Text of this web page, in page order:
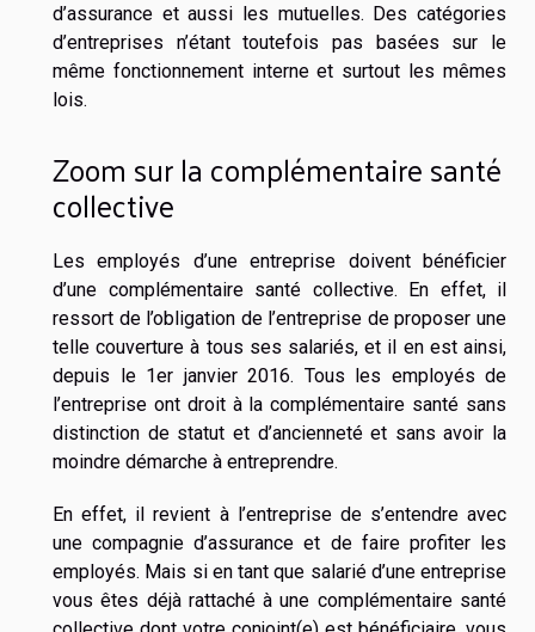
d’assurance et aussi les mutuelles. Des catégories
d’entreprises n’étant toutefois pas basées sur le
même fonctionnement interne et surtout les mêmes
lois.
Zoom sur la complémentaire santé
collective
Les employés d’une entreprise doivent bénéficier
d’une complémentaire santé collective. En effet, il
ressort de l’obligation de l’entreprise de proposer une
telle couverture à tous ses salariés, et il en est ainsi,
depuis le 1er janvier 2016. Tous les employés de
l’entreprise ont droit à la complémentaire santé sans
distinction de statut et d’ancienneté et sans avoir la
moindre démarche à entreprendre.
En effet, il revient à l’entreprise de s’entendre avec
une compagnie d’assurance et de faire profiter les
employés. Mais si en tant que salarié d’une entreprise
vous êtes déjà rattaché à une complémentaire santé